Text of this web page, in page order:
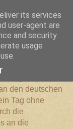
den deutschen
Tag ohne
die
an die
its services
user-agent are
and security
usage